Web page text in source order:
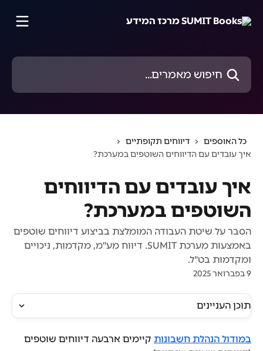
חיפוש מאמרים...
כל האוספים
דיווחים תקופתיים
איך עובדים עם הדיווחים השוטפים במערכת?
איך עובדים עם הדיווחים
השוטפים במערכת?
הסבר על שיטת העבודה המומלצת בביצוע דיווחים שוטפים
באמצעות מערכת SUMIT. דיווח מע"מ, מקדמות, ניכויים
ומקדמות בט"ל.
9 בפברואר 2025
תוכן העניינים
במודול הנהלת חשבונות קיימים ארבעה דיווחים שוטפים